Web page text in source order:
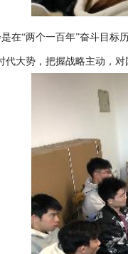
在“两个一百年”奋斗目
大势，把握战略主动，